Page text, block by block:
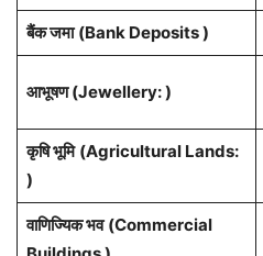
बैंक जमा (Bank Deposits)
आभूषण (Jewellery:)
कृषि भूमि (Agricultural Lands:
)
वाणिज्यिक भव (Commercial